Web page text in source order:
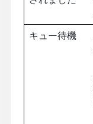
キュー待機